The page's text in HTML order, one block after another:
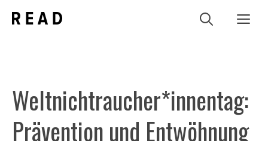
Inhalt
Weltnichtraucher*innentag:
Prävention und Entwöhnung